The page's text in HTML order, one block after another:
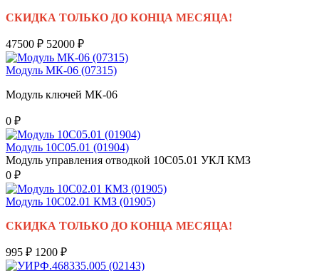
СКИДКА ТОЛЬКО ДО КОНЦА МЕСЯЦА!
47500 ₽ 52000 ₽
Модуль МК-06 (07315)
Модуль ключей МК-06
0 ₽
Модуль 10С05.01 (01904)
Модуль управления отводкой 10С05.01 УКЛ КМЗ
0 ₽
Модуль 10С02.01 КМЗ (01905)
СКИДКА ТОЛЬКО ДО КОНЦА МЕСЯЦА!
995 ₽ 1200 ₽